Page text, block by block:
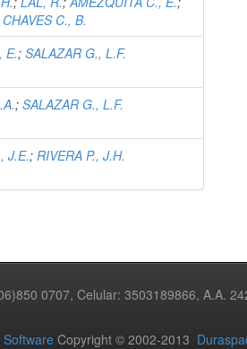
CHAVES C., B.
E.;SALAZAR G., L.F.
;SALAZAR G., L.F.
J.E.;RIVERA P., J.H.
0707, Celular: 3503189866, A.A.
Copyright © 2002-2013